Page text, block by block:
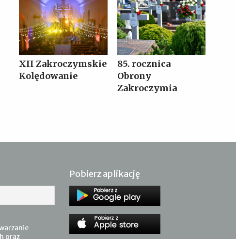
XII Zakroczymskie
Kolędowanie
85. rocznica
Obrony
Zakroczymia
oraz
Pobierz aplikację